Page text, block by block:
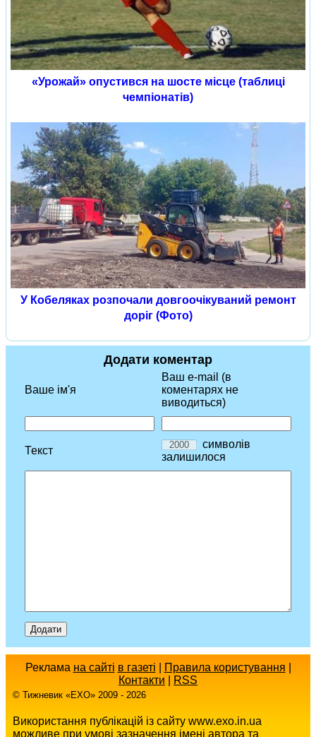
«Урожай» опустився на шосте місце (таблиці
чемпіонатів)
У Кобеляках розпочали довгоочікуваний ремонт
доріг (Фото)
Додати коментар
Ваше ім'я
Ваш e-mail (в
коментарях не
виводиться)
Текст
символів
залишилося
Реклама на сайті в газеті Правила користування
Контакти
RSS
© Тижневик «EХO» 2009 - 2026
Використання публікацій із сайту www.exo.in.ua
можливе при умові зазначення імені автора та